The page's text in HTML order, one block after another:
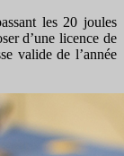
les 20 joules
d’une licence de
valide de l’année